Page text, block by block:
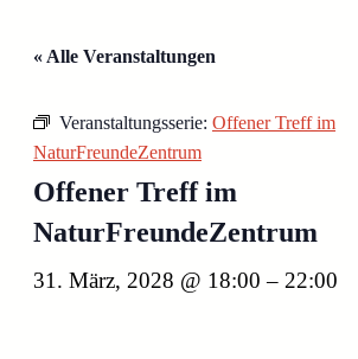
« Alle Veranstaltungen
Veranstaltungsserie: Offener Treff im
NaturFreundeZentrum
Offener Treff im
NaturFreundeZentrum
31. März, 2028 @ 18:00 – 22:00